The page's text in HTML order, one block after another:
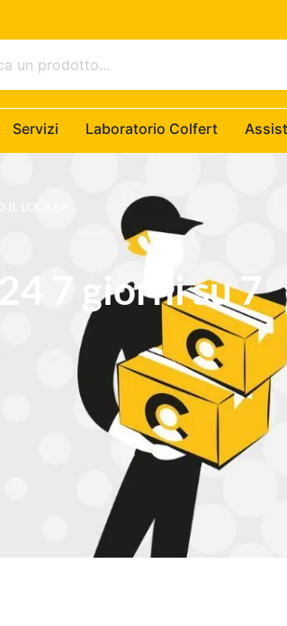
Servizi Laboratorio Colfert
7 giorni su 7